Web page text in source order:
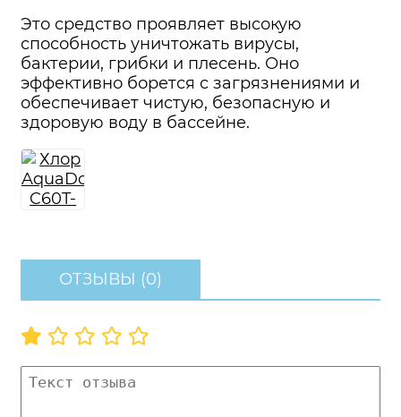
Это средство проявляет высокую
способность уничтожать вирусы,
бактерии, грибки и плесень. Оно
эффективно борется с загрязнениями и
обеспечивает чистую, безопасную и
здоровую воду в бассейне.
ОТЗЫВЫ (0)